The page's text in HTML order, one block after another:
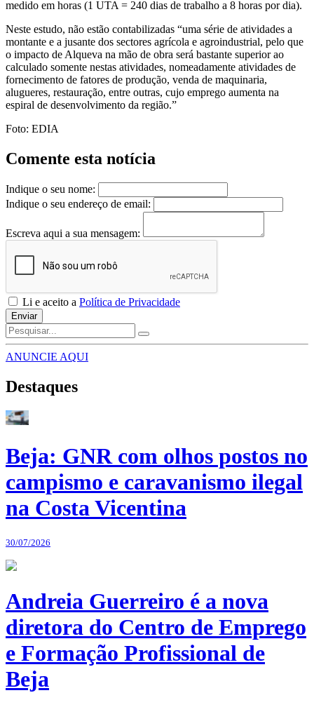
medido em horas (1 UTA = 240 dias de trabalho a 8 horas por dia).
Neste estudo, não estão contabilizadas “uma série de atividades a
montante e a jusante dos sectores agrícola e agroindustrial, pelo que
o impacto de Alqueva na mão de obra será bastante superior ao
calculado somente nestas atividades, nomeadamente atividades de
fornecimento de fatores de produção, venda de maquinaria,
alugueres, restauração, entre outras, cujo emprego aumenta na
espiral de desenvolvimento da região.”
Foto: EDIA
Comente esta notícia
Indique o seu nome:
Indique o seu endereço de email:
Escreva aqui a sua mensagem:
Li e aceito a Política de Privacidade
Enviar
ANUNCIE AQUI
Destaques
Beja: GNR com olhos postos no
campismo e caravanismo ilegal
na Costa Vicentina
30/07/2026
Andreia Guerreiro é a nova
diretora do Centro de Emprego
e Formação Profissional de
Beja